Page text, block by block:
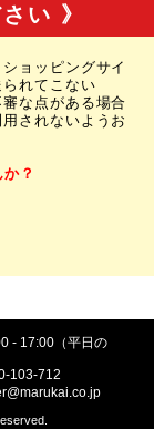
い 》
ョッピングサイ
れてこない
な点がある場合
されないようお
？
- 17:00（平日の
103-712